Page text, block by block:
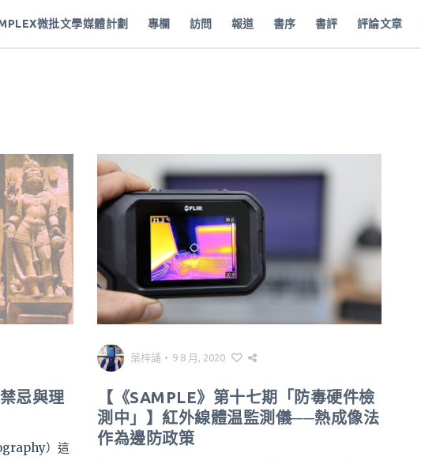
微批文學媒體計劃 專欄 訪問 報道 書序 書評 評論文章
忌與理
）這
葉梓誦 • 9 8 月, 2020
【《SAMPLE》第十七期「防毒硬件檢
測中」】紅外線體温監測儀──熱成像法
作為邊防政策